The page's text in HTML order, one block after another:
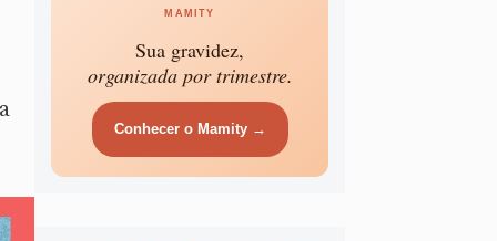
MAMITY
Sua gravidez,
organizada por trimestre.
Conhecer o Mamity →